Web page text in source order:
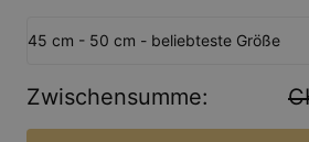
45 cm - 50 cm - beliebteste Größe
Zwischensumme: